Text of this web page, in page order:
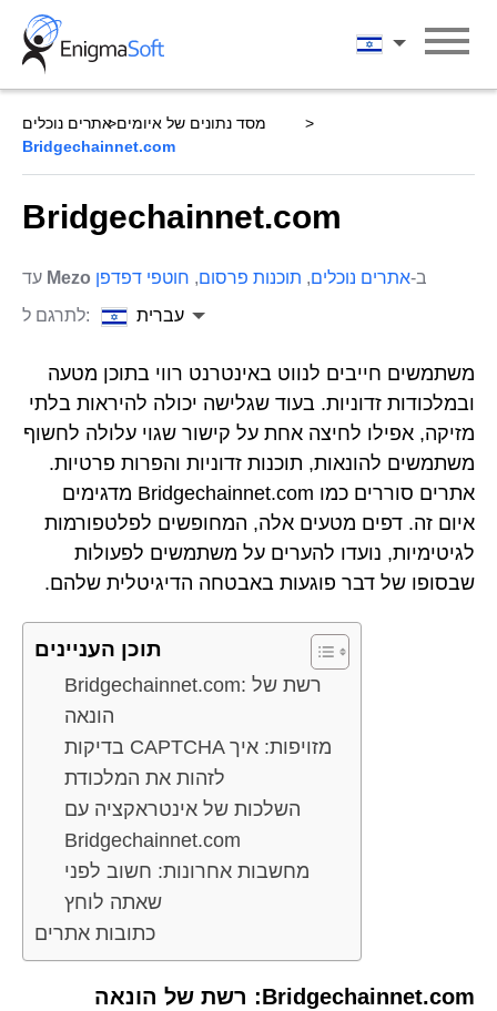
Skip
content
עברית
מסד נתונים של איומים אתרים נוכלים
Bridgechainnet.com
Bridgechainnet.com
Mezo ב-אתרים נוכלים, תוכנות פרסום, חוטפי דפדפן
לתרגם ל:
עברית
משתמשים חייבים לנווט באינטרנט רווי בתוכן מטעה
ובמלכודות זדוניות. בעוד שגלישה יכולה להיראות בלתי
מזיקה, אפילו לחיצה אחת על קישור שגוי עלולה לחשוף
משתמשים להונאות, תוכנות זדוניות והפרות פרטיות.
אתרים סוררים כמו Bridgechainnet.com מדגימים
איום זה. דפים מטעים אלה, המחופשים לפלטפורמות
לגיטימיות, נועדו להערים על משתמשים לפעולות
שבסופו של דבר פוגעות באבטחה הדיגיטלית שלהם.
תוכן העניינים
Bridgechainnet.com: רשת של
הונאה
בדיקות CAPTCHA מזויפות: איך
לזהות את המלכודת
השלכות של אינטראקציה עם
Bridgechainnet.com
מחשבות אחרונות: חשוב לפני
שאתה לוחץ
כתובות אתרים
Bridgechainnet.com: רשת של הונאה